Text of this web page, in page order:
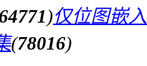
)仅位图嵌入
(78016)